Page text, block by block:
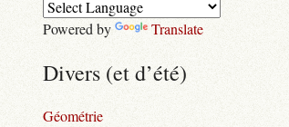
Powered by Translate
Divers (et d’été)
Géométrie